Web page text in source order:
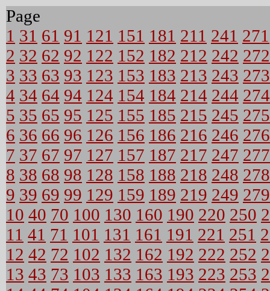
Page
1 31 61 91 121 151 181 211 241 271
2 32 62 92 122 152 182 212 242 272
3 33 63 93 123 153 183 213 243 273
4 34 64 94 124 154 184 214 244 274
5 35 65 95 125 155 185 215 245 275
6 36 66 96 126 156 186 216 246 276
7 37 67 97 127 157 187 217 247 277
8 38 68 98 128 158 188 218 248 278
9 39 69 99 129 159 189 219 249 279
10 40 70 100 130 160 190 220 250
11 41 71 101 131 161 191 221 251
12 42 72 102 132 162 192 222 252
13 43 73 103 133 163 193 223 253